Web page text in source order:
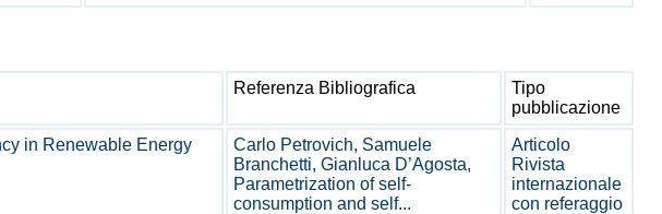
Referenza Bibliografica
Tipo
pubblicazione
in Renewable Energy
Carlo Petrovich, Samuele
Branchetti, Gianluca D’Agosta,
Parametrization of self-
consumption and self...
Articolo
Rivista
internazionale
con referaggio